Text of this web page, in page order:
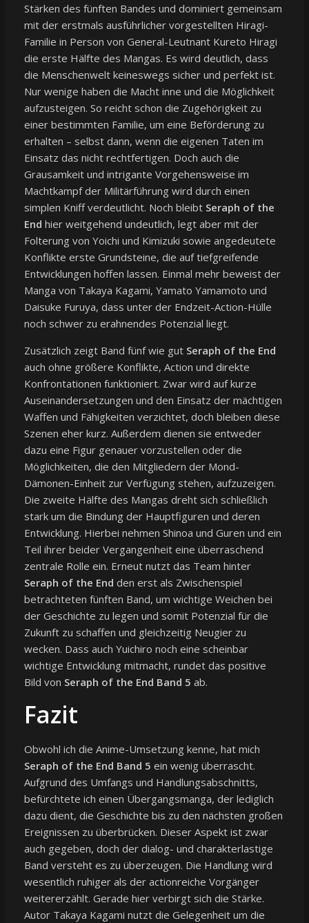
Stärken des fünften Bandes und dominiert gemeinsam
mit der erstmals ausführlicher vorgestellten Hiragi-
Familie in Person von General-Leutnant Kureto Hiragi
die erste Hälfte des Mangas. Es wird deutlich, dass
die Menschenwelt keineswegs sicher und perfekt ist.
Nur wenige haben die Macht inne und die Möglichkeit
aufzusteigen. So reicht schon die Zugehörigkeit zu
einer bestimmten Familie, um eine Beförderung zu
erhalten – selbst dann, wenn die eigenen Taten im
Einsatz das nicht rechtfertigen. Doch auch die
Grausamkeit und intrigante Vorgehensweise im
Machtkampf der Militärführung wird durch einen
simplen Kniff verdeutlicht. Noch bleibt Seraph of the
End hier weitgehend undeutlich, legt aber mit der
Folterung von Yoichi und Kimizuki sowie angedeutete
Konflikte erste Grundsteine, die auf tiefgreifende
Entwicklungen hoffen lassen. Einmal mehr beweist der
Manga von Takaya Kagami, Yamato Yamamoto und
Daisuke Furuya, dass unter der Endzeit-Action-Hülle
noch schwer zu erahnendes Potenzial liegt.
Zusätzlich zeigt Band fünf wie gut Seraph of the End
auch ohne größere Konflikte, Action und direkte
Konfrontationen funktioniert. Zwar wird auf kurze
Auseinandersetzungen und den Einsatz der mächtigen
Waffen und Fähigkeiten verzichtet, doch bleiben diese
Szenen eher kurz. Außerdem dienen sie entweder
dazu eine Figur genauer vorzustellen oder die
Möglichkeiten, die den Mitgliedern der Mond-
Dämonen-Einheit zur Verfügung stehen, aufzuzeigen.
Die zweite Hälfte des Mangas dreht sich schließlich
stark um die Bindung der Hauptfiguren und deren
Entwicklung. Hierbei nehmen Shinoa und Guren und ein
Teil ihrer beider Vergangenheit eine überraschend
zentrale Rolle ein. Erneut nutzt das Team hinter
Seraph of the End den erst als Zwischenspiel
betrachteten fünften Band, um wichtige Weichen bei
der Geschichte zu legen und somit Potenzial für die
Zukunft zu schaffen und gleichzeitig Neugier zu
wecken. Dass auch Yuichiro noch eine scheinbar
wichtige Entwicklung mitmacht, rundet das positive
Bild von Seraph of the End Band 5 ab.
Fazit
Obwohl ich die Anime-Umsetzung kenne, hat mich
Seraph of the End Band 5 ein wenig überrascht.
Aufgrund des Umfangs und Handlungsabschnitts,
befürchtete ich einen Übergangsmanga, der lediglich
dazu dient, die Geschichte bis zu den nächsten großen
Ereignissen zu überbrücken. Dieser Aspekt ist zwar
auch gegeben, doch der dialog- und charakterlastige
Band versteht es zu überzeugen. Die Handlung wird
wesentlich ruhiger als der actionreiche Vorgänger
weitererzählt. Gerade hier verbirgt sich die Stärke.
Autor Takaya Kagami nutzt die Gelegenheit um die